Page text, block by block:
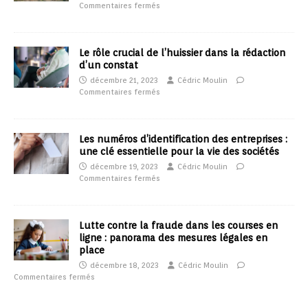
Commentaires fermés
Le rôle crucial de l’huissier dans la rédaction
d’un constat
décembre 21, 2023
Cédric Moulin
Commentaires fermés
Les numéros d’identification des entreprises :
une clé essentielle pour la vie des sociétés
décembre 19, 2023
Cédric Moulin
Commentaires fermés
Lutte contre la fraude dans les courses en
ligne : panorama des mesures légales en
place
décembre 18, 2023
Cédric Moulin
Commentaires fermés